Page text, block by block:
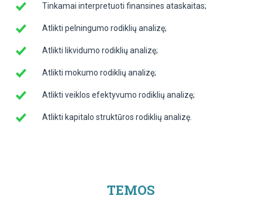
Tinkamai interpretuoti finansines ataskaitas;
Atlikti pelningumo rodiklių analizę;
Atlikti likvidumo rodiklių analizę;
Atlikti mokumo rodiklių analizę;
Atlikti veiklos efektyvumo rodiklių analizę;
Atlikti kapitalo struktūros rodiklių analizę.
TEMOS